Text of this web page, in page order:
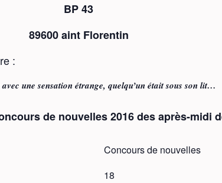
BP 43
89600 aint Florentin
:
une sensation étrange, quelqu’un était sous son lit…
de nouvelles 2016 des après-midi
Concours de nouvelles
18